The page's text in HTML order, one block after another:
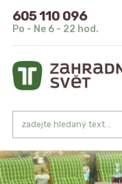
605 110 096
Po - Ne 6 - 22 hod.